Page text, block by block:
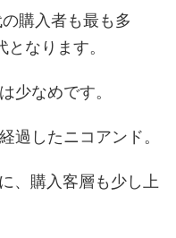
購入者も最も多
なります。
少なめです。
過したニコアンド。
、購入客層も少し上